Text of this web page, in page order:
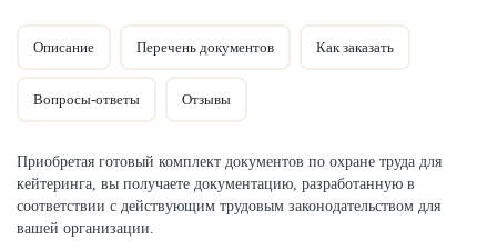
Описание Перечень документов Как заказать
Вопросы-ответы Отзывы
Приобретая готовый комплект документов по охране труда для
кейтеринга, вы получаете документацию, разработанную в
соответствии с действующим трудовым законодательством для
вашей организации.